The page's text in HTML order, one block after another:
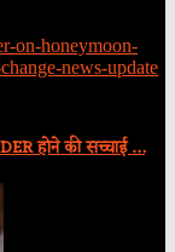
होने की सच्चाई …